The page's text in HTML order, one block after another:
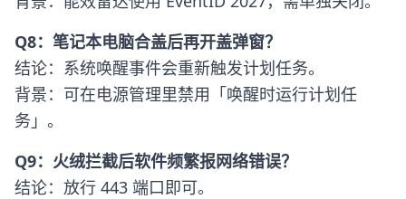
Q8：笔记本电脑合盖后再开盖弹窗？
结论：系统唤醒事件会重新触发计划任务。
背景：可在电源管理里禁用「唤醒时运行计划任
务」。
Q9：火绒拦截后软件频繁报网络错误？
结论：放行 443 端口即可。